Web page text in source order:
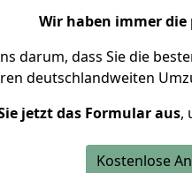
Wir haben immer die
darum, dass Sie die
deutschlandweiten
jetzt das Formular aus,
Kostenlose